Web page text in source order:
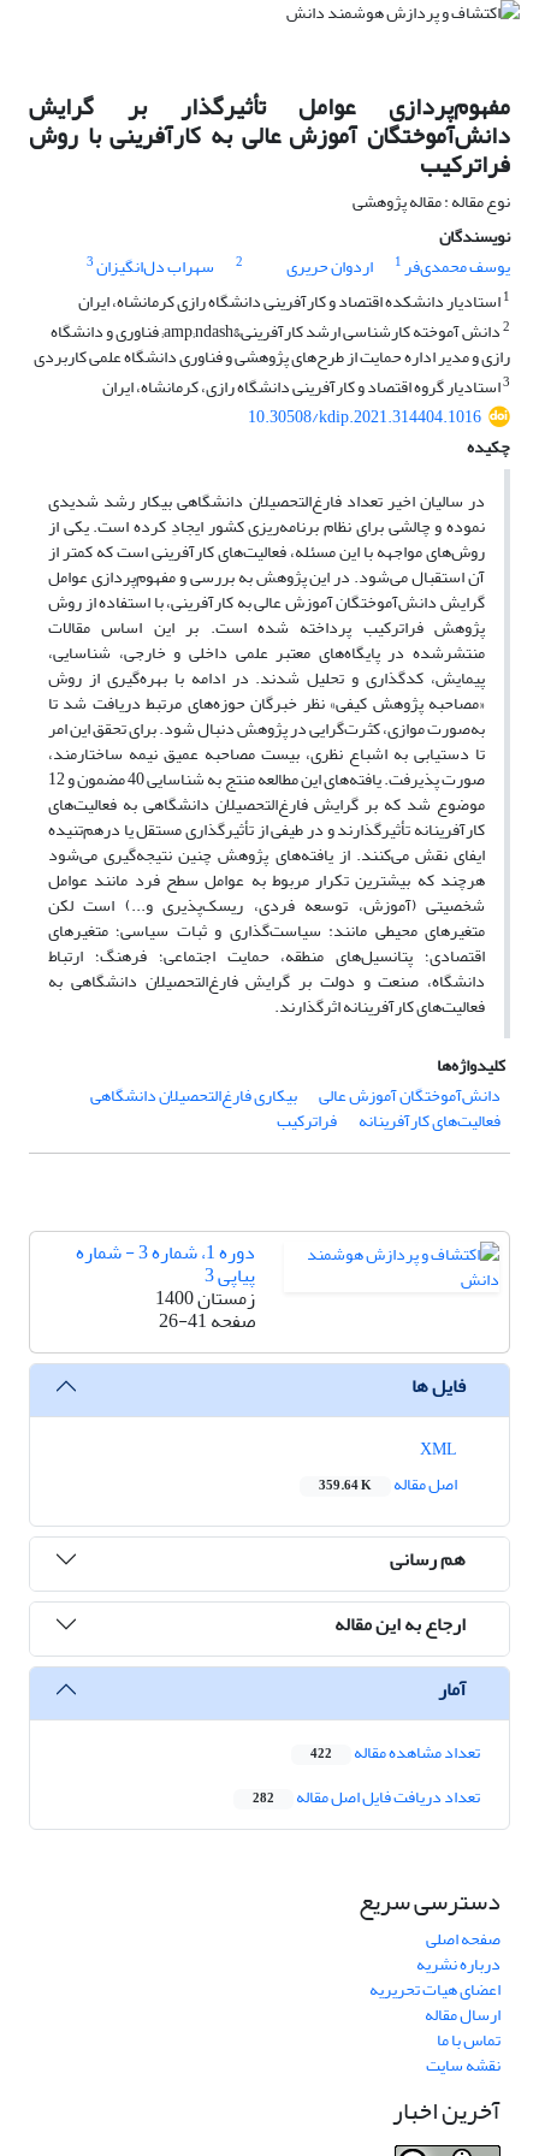
مفهوم‌پردازی عوامل تأثیرگذار بر گرایش
دانش‌آموختگان آموزش عالی به کارآفرینی با روش
فراترکیب
نوع مقاله : مقاله پژوهشی
نویسندگان
یوسف محمدی‌فر1 اردوان حریری 2 سهراب دل‌انگیزان3
1استادیار دانشکده اقتصاد و کارآفرینی دانشگاه رازی کرمانشاه، ایران
2 دانش آموخته کارشناسی ارشد کارآفرینی&amp;ndash; فناوری و دانشگاه
رازی و مدیر اداره حمایت از طرح‌های پژوهشی و فناوری دانشگاه علمی کاربردی
3استادیار گروه اقتصاد و کارآفرینی دانشگاه رازی، کرمانشاه، ایران
10.30508/kdip.2021.314404.1016
چکیده
در سالیان اخیر تعداد فارغ‌التحصیلان دانشگاهی بیکار رشد شدیدی
نموده و چالشی برای نظام برنامه‌ریزی کشور ایجادِ کرده است. یکی از
روش‌های مواجهه با این مسئله، فعالیت‌های کارآفرینی است که کمتر از
آن استقبال می‌شود. در این پژوهش به بررسی و مفهوم‌پردازی عوامل
گرایش دانش‌آموختگان آموزش عالی به کارآفرینی، با استفاده از روش
پژوهش فراترکیب پرداخته شده است. بر این اساس مقالات
منتشرشده در پایگاه‌های معتبر علمی داخلی و خارجی، شناسایی،
پیمایش، کدگذاری و تحلیل شدند. در ادامه با بهره‌گیری از روش
«مصاحبه پژوهش کیفی» نظر خبرگان حوزه‌های مرتبط دریافت شد تا
به‌صورت موازی، کثرت‌گرایی در پژوهش دنبال شود. برای تحقق این امر
تا دستیابی به اشباع نظری، بیست مصاحبه عمیق نیمه ساختارمند،
صورت پذیرفت. یافته‌های این مطالعه منتج به شناسایی 40 مضمون و 12
موضوع شد که بر گرایش فارغ‌التحصیلان دانشگاهی به فعالیت‌های
کارآفرینانه تأثیرگذارند و در طیفی از تأثیرگذاری مستقل یا درهم‌تنیده
ایفای نقش می‌کنند. از یافته‌های پژوهش چنین نتیجه‌گیری می‌شود
هرچند که بیشترین تکرار مربوط به عوامل سطح فرد مانند عوامل
شخصیتی (آموزش، توسعه فردی، ریسک‌پذیری و...) است لکن
متغیرهای محیطی مانند: سیاست‌گذاری و ثبات سیاسی؛ متغیرهای
اقتصادی؛ پتانسیل‌های منطقه، حمایت اجتماعی؛ فرهنگ؛ ارتباط
دانشگاه، صنعت و دولت بر گرایش فارغ‌التحصیلان دانشگاهی به
فعالیت‌های کارآفرینانه اثرگذارند.
کلیدواژه‌ها
دانش‌آموختگان آموزش عالی
بیکاری فارغ‌التحصیلان دانشگاهی
فعالیت‌های کارآفرینانه فراترکیب
دوره 1، شماره 3 - شماره
پیاپی 3
زمستان 1400
صفحه26-41
فایل ها
اصل مقاله
359.64 K
هم رسانی
ارجاع به این مقاله
آمار
تعداد مشاهده مقاله 422
تعداد دریافت فایل اصل مقاله 282
دسترسی سریع
صفحه اصلی
درباره نشریه
اعضای هیات تحریریه
ارسال مقاله
تماس با ما
نقشه سایت
آخرین اخبار